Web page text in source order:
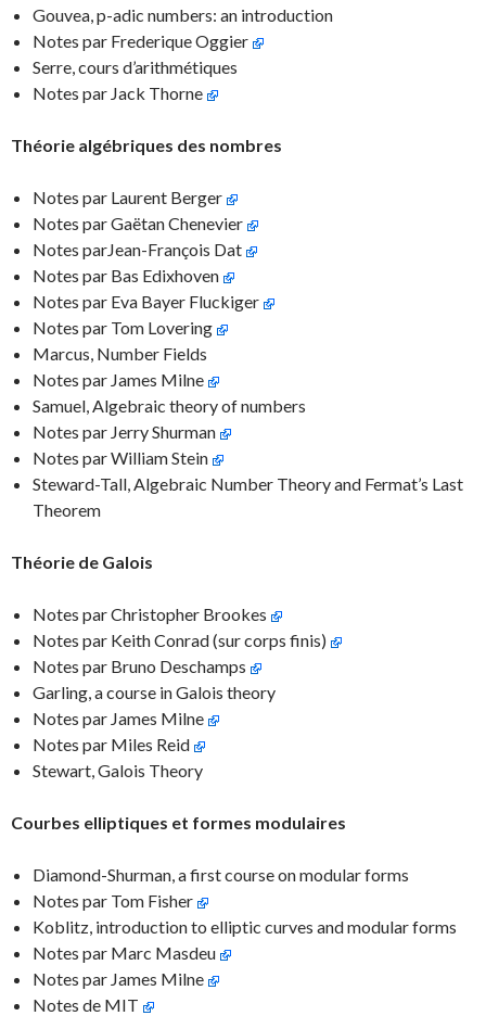
Gouvea, p-adic numbers: an introduction
Notes par Frederique Oggier
Serre, cours d’arithmétiques
Notes par Jack Thorne
Théorie algébriques des nombres
Notes par Laurent Berger
Notes par Gaëtan Chenevier
Notes parJean-François Dat
Notes par Bas Edixhoven
Notes par Eva Bayer Fluckiger
Notes par Tom Lovering
Marcus, Number Fields
Notes par James Milne
Samuel, Algebraic theory of numbers
Notes par Jerry Shurman
Notes par William Stein
Steward-Tall, Algebraic Number Theory and Fermat’s Last
Theorem
Théorie de Galois
Notes par Christopher Brookes
Notes par Keith Conrad (sur corps finis)
Notes par Bruno Deschamps
Garling, a course in Galois theory
Notes par James Milne
Notes par Miles Reid
Stewart, Galois Theory
Courbes elliptiques et formes modulaires
Diamond-Shurman, a first course on modular forms
Notes par Tom Fisher
Koblitz, introduction to elliptic curves and modular forms
Notes par Marc Masdeu
Notes par James Milne
Notes de MIT